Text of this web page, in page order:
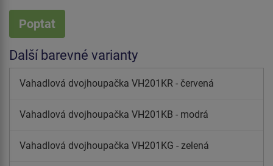
Poptat
Další barevné varianty
Vahadlová dvojhoupačka VH201KR - červená
Vahadlová dvojhoupačka VH201KB - modrá
Vahadlová dvojhoupačka VH201KG - zelená